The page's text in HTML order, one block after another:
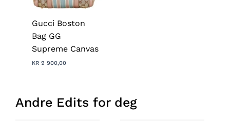
Gucci Boston
Bag GG
Supreme Canvas
KR9 900,00
Andre Edits for deg